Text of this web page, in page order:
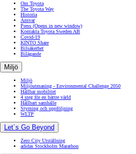
Om Toyota
The Toyota Way
Historia
Ansvar
Press (Opens in new window)
Kontakta Toyota Sweden AB
Covid-19
KINTO Share
Bilsäkerhet
Bilägande
Miljö
Miljö
Miljöutmaning - Environmental Challenge 2050
Hållbar mobilitet
4 steg för en bättre värld
Hållbart samhälle
Styrning och uppföljning
WLTP
Let´s Go Beyond
Zero City Utställning
adidas Stockholm Marathon